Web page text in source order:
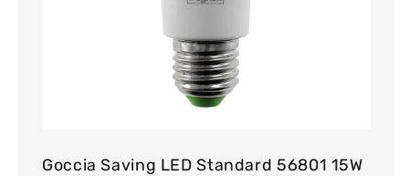
Goccia Saving LED Standard 56801 15W